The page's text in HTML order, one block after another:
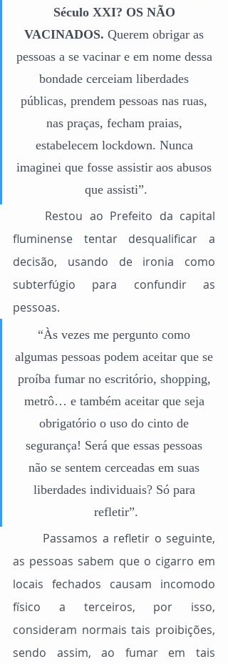
Século XXI? OS NÃO
VACINADOS. Querem obrigar as
pessoas a se vacinar e em nome dessa
bondade cerceiam liberdades
públicas, prendem pessoas nas ruas,
nas praças, fecham praias,
estabelecem lockdown. Nunca
imaginei que fosse assistir aos abusos
que assisti”.
fluminense tentar desqualificar a
decisão, usando de ironia como
subterfúgio para confundir as
pessoas.
“Às vezes me pergunto como
algumas pessoas podem aceitar que se
proíba fumar no escritório, shopping,
metrô… e também aceitar que seja
obrigatório o uso do cinto de
segurança! Será que essas pessoas
não se sentem cerceadas em suas
liberdades individuais? Só para
refletir”.
as pessoas sabem que o cigarro em
locais fechados causam incomodo
físico a terceiros, por isso,
consideram normais tais proibições,
sendo assim, ao fumar em tais